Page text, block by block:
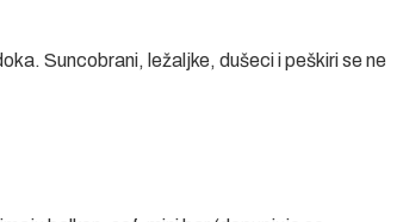
Suncobrani, ležaljke, dušeci i peškiri se ne